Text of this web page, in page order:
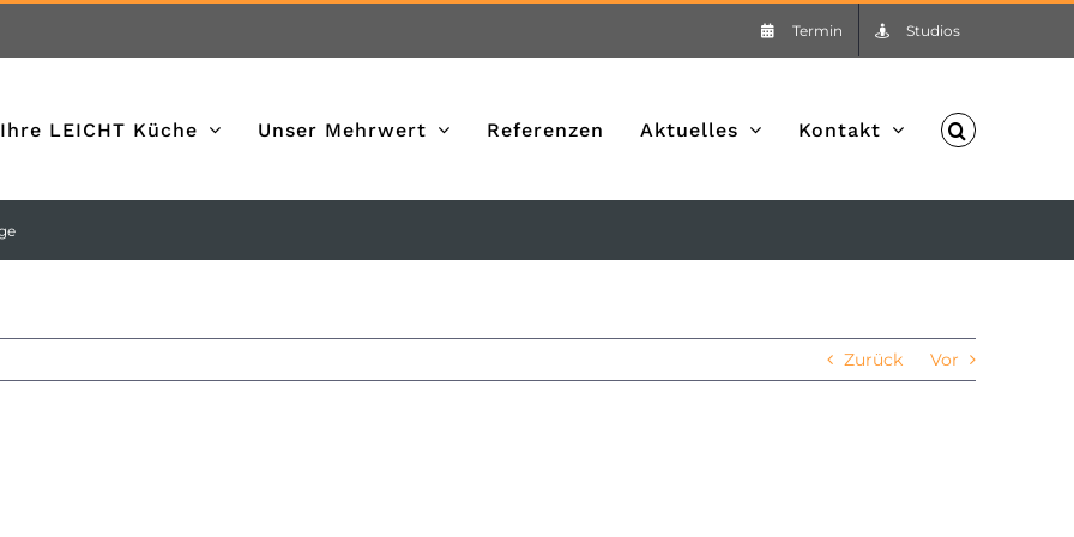
Termin Studios
Ihre LEICHT Küche Unser Mehrwert Referenzen Aktuelles Kontakt
Zurück Vor